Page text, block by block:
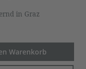
in Graz
Gib den
Warenkorb